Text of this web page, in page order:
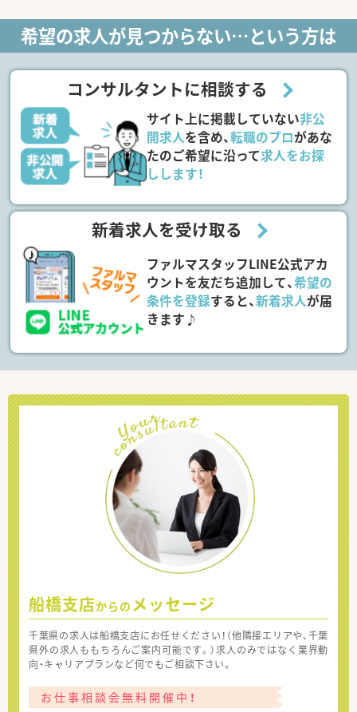
希望の求人が見つからない…という方は
コンサルタントに相談する
サイト上に掲載していない非公
開求人を含め、転職のプロがあな
たのご希望に沿って求人をお探
しします！
新着求人を受け取る
ファルマスタッフLINE公式アカ
ウントを友だち追加して、希望の
条件を登録すると、新着求人が届
きます♪
船橋支店からの メッセージ
千葉県の求人は船橋支店にお任せください！（他隣接エリアや、千葉
県外の求人ももちろんご案内可能です。）求人のみではなく業界動
向・キャリアプランなど何でもご相談下さい。
お仕事相談会無料開催中！